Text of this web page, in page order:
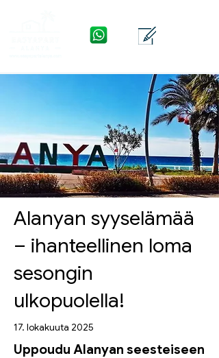
Alanyan syyselämää
– ihanteellinen loma
sesongin
ulkopuolella!
17. lokakuuta 2025
Uppoudu Alanyan seesteiseen